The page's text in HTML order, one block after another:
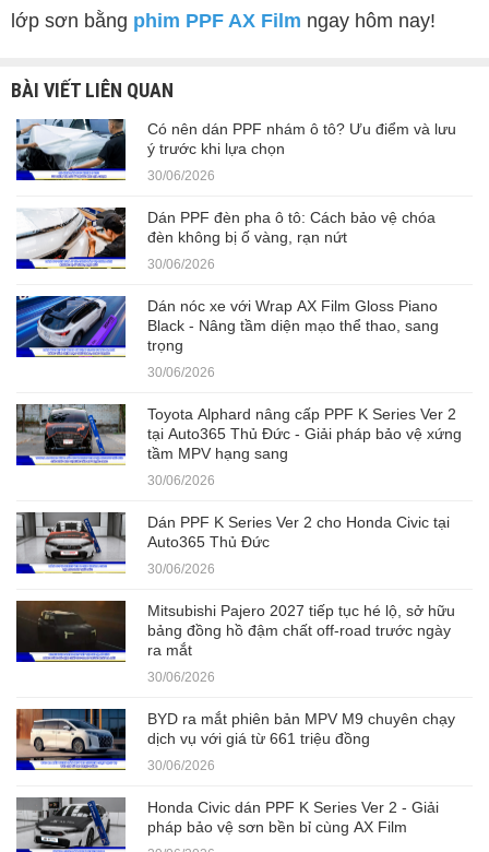
lớp sơn bằng phim PPF AX Film ngay hôm nay!
BÀI VIẾT LIÊN QUAN
Có nên dán PPF nhám ô tô? Ưu điểm và lưu
ý trước khi lựa chọn
30/06/2026
Dán PPF đèn pha ô tô: Cách bảo vệ chóa
đèn không bị ố vàng, rạn nứt
30/06/2026
Dán nóc xe với Wrap AX Film Gloss Piano
Black - Nâng tầm diện mạo thể thao, sang
trọng
30/06/2026
Toyota Alphard nâng cấp PPF K Series Ver 2
tại Auto365 Thủ Đức - Giải pháp bảo vệ xứng
tầm MPV hạng sang
30/06/2026
Dán PPF K Series Ver 2 cho Honda Civic tại
Auto365 Thủ Đức
30/06/2026
Mitsubishi Pajero 2027 tiếp tục hé lộ, sở hữu
bảng đồng hồ đậm chất off-road trước ngày
ra mắt
30/06/2026
BYD ra mắt phiên bản MPV M9 chuyên chạy
dịch vụ với giá từ 661 triệu đồng
30/06/2026
Honda Civic dán PPF K Series Ver 2 - Giải
pháp bảo vệ sơn bền bỉ cùng AX Film